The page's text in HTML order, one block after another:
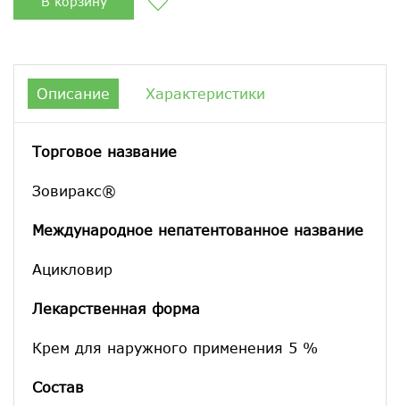
Описание Характеристики
Торговое название
Зовиракс®
Международное непатентованное название
Ацикловир
Лекарственная форма
Крем для наружного применения 5 %
Состав